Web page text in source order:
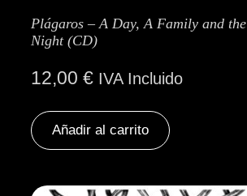
Plágaros – A Day, A Family and the
Night (CD)
12,00€ IVA Incluido
Añadir al carrito